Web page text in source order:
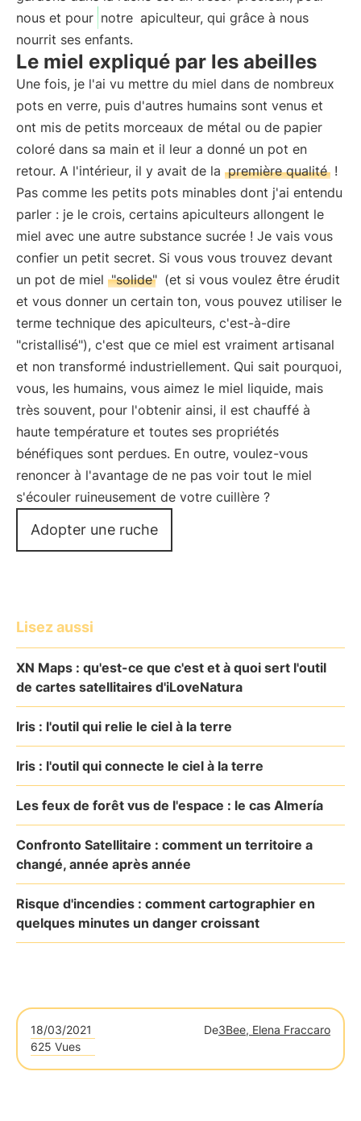
nous et pour notre apiculteur, qui grâce à nous
nourrit ses enfants.
Le miel expliqué par les abeilles
Une fois, je l'ai vu mettre du miel dans de nombreux
pots en verre, puis d'autres humains sont venus et
ont mis de petits morceaux de métal ou de papier
coloré dans sa main et il leur a donné un pot en
retour. A l'intérieur, il y avait de la première qualité !
Pas comme les petits pots minables dont j'ai entendu
parler : je le crois, certains apiculteurs allongent le
miel avec une autre substance sucrée ! Je vais vous
confier un petit secret. Si vous vous trouvez devant
un pot de miel "solide" (et si vous voulez être érudit
et vous donner un certain ton, vous pouvez utiliser le
terme technique des apiculteurs, c'est-à-dire
"cristallisé"), c'est que ce miel est vraiment artisanal
et non transformé industriellement. Qui sait pourquoi,
vous, les humains, vous aimez le miel liquide, mais
très souvent, pour l'obtenir ainsi, il est chauffé à
haute température et toutes ses propriétés
bénéfiques sont perdues. En outre, voulez-vous
renoncer à l'avantage de ne pas voir tout le miel
s'écouler ruineusement de votre cuillère ?
Adopter une ruche
Lisez aussi
XN Maps : qu'est-ce que c'est et à quoi sert l'outil
de cartes satellitaires d'iLoveNatura
Iris : l'outil qui relie le ciel à la terre
Iris : l'outil qui connecte le ciel à la terre
Les feux de forêt vus de l'espace : le cas Almería
Confronto Satellitaire : comment un territoire a
changé, année après année
Risque d'incendies : comment cartographier en
quelques minutes un danger croissant
18/03/2021 De3Bee, Elena Fraccaro
625 Vues